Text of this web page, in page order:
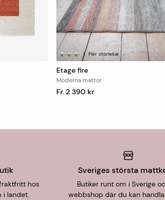
| Fler storlekar
Etage fire
Moderna mattor
Fr. 2 390 kr
hos
i landet.
Sveriges största
Butiker runt om i Sverige
webbshop där du kan